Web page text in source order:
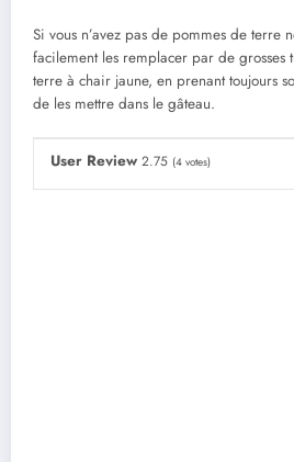
Si vous n’avez pas de pommes de terre
facilement les remplacer par de grosses
terre à chair jaune, en prenant toujours
de les mettre dans le gâteau.
User Review 2.75 (4 votes)